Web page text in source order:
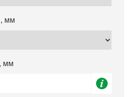
мм
мм